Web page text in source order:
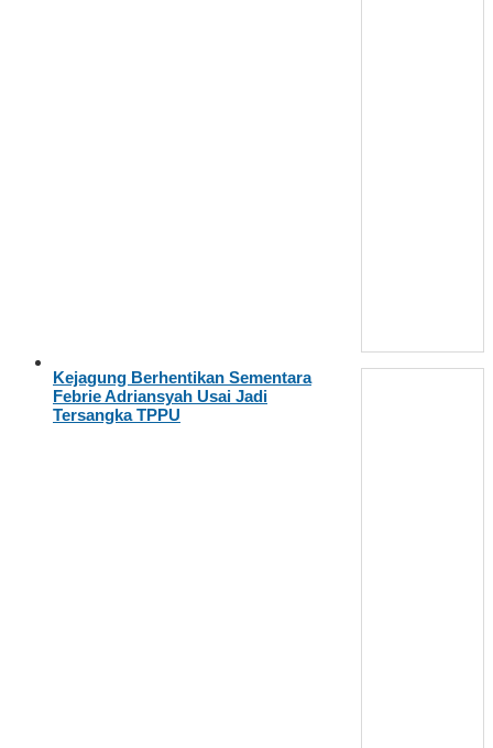
Kejagung Berhentikan Sementara
Febrie Adriansyah Usai Jadi
Tersangka TPPU